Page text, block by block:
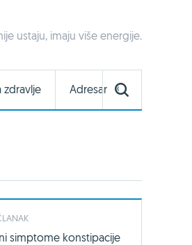
ustaju, imaju više energije.
zdravlje Adresar
simptome konstipacije